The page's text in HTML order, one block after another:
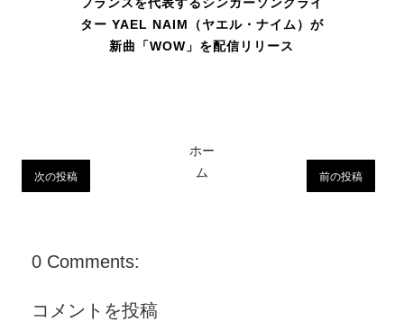
フランスを代表するシンガーソングライ
ター YAEL NAIM（ヤエル・ナイム）が
新曲「WOW」を配信リリース
次の投稿 前の投稿
ホー
ム
0 Comments:
コメントを投稿